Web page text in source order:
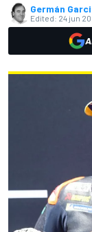
Germán
Edited: 24 jun